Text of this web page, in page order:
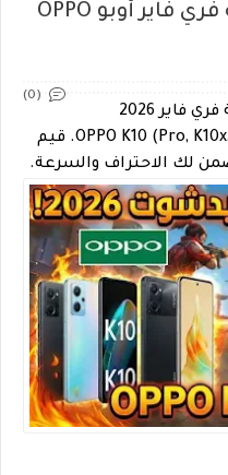
أفضل إعدادات حساسية فري فاير أوبو OPPO
(0)
اكتشف أفضل إعدادات حساسية فري فاير 2026
المخصصة لسلسلة هواتف OPPO K10 (Pro, K10x, 5G). قيم